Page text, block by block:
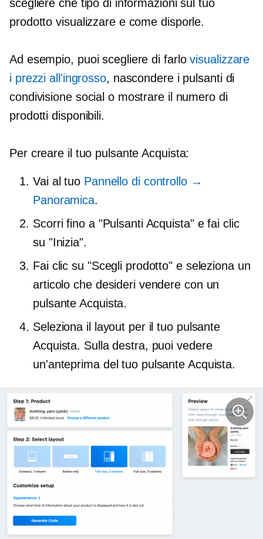
scegliere che tipo di informazioni sul tuo
prodotto visualizzare e come disporle.
Ad esempio, puoi scegliere di farlovisualizzare
i prezzi all'ingrosso, nascondere i pulsanti di
condivisione social o mostrare il numero di
prodotti disponibili.
Per creare il tuo pulsante Acquista:
Vai al tuo Pannello di controllo →
Panoramica.
Scorri fino a "Pulsanti Acquista" e fai clic
su "Inizia".
Fai clic su "Scegli prodotto" e seleziona un
articolo che desideri vendere con un
pulsante Acquista.
Seleziona il layout per il tuo pulsante
Acquista. Sulla destra, puoi vedere
un'anteprima del tuo pulsante Acquista.